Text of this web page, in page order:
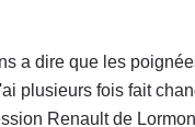
de la poignée de porte
a dire que les
plusieurs fois fait
Renault de